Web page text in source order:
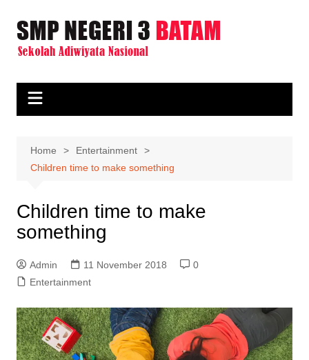
content
Home
Entertainment
Children time to make something
Children time to make
something
Admin 11 November 2018
0
Entertainment